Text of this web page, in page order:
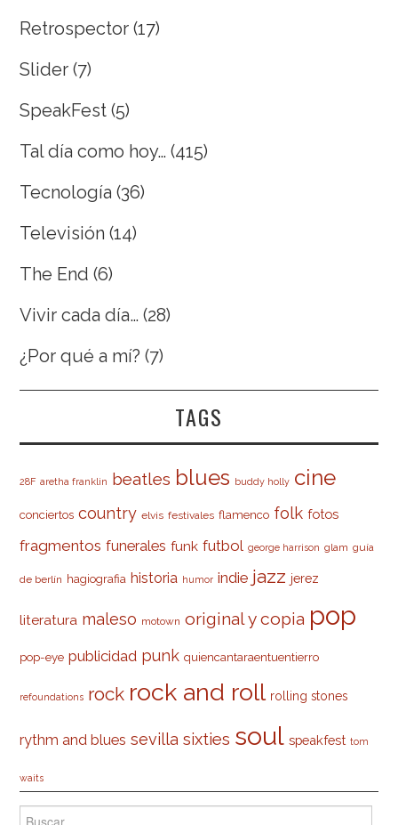
Retrospector (17)
Slider (7)
SpeakFest (5)
Tal día como hoy… (415)
Tecnología (36)
Televisión (14)
The End (6)
Vivir cada día… (28)
¿Por qué a mí? (7)
TAGS
28F aretha franklin beatles blues buddy holly cine
conciertos country elvis festivales flamenco folk fotos
fragmentos funerales funk futbol george harrison glam guía
de berlín hagiografia historia humor indie jazz jerez
literatura maleso motown original y copia pop
pop-eye publicidad punk quiencantaraentuentierro
refoundations rock rock and roll rolling stones
rythm and blues sevilla sixties soul speakfest tom
waits
Buscar: